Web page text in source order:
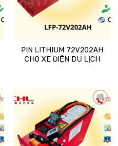
PIN LITHIUM 72V202AH
CHO XE ĐIỆN DU LỊCH
Add
wishlist